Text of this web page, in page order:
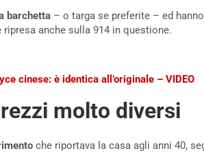
barchetta – o targa se preferite – ed hanno
anche sulla 914 in questione.
cinese: è identica all’originale – VIDEO
molto diversi
che riportava la casa agli anni 40,